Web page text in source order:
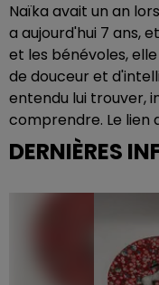
Naïka avait un an
a aujourd'hui 7 ans,
et les bénévoles,
de douceur et
entendu lui trouver,
comprendre. Le lien
DERNIÈRES